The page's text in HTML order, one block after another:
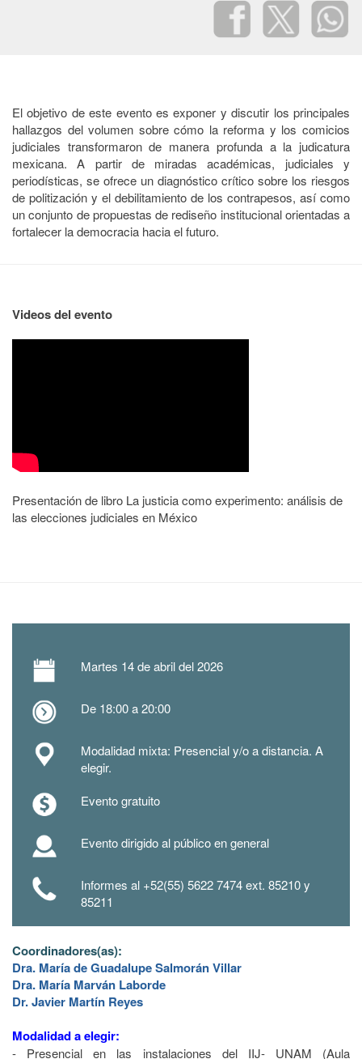
El objetivo de este evento es exponer y discutir los principales
hallazgos del volumen sobre cómo la reforma y los comicios
judiciales transformaron de manera profunda a la judicatura
mexicana. A partir de miradas académicas, judiciales y
periodísticas, se ofrece un diagnóstico crítico sobre los riesgos
de politización y el debilitamiento de los contrapesos, así como
un conjunto de propuestas de rediseño institucional orientadas a
fortalecer la democracia hacia el futuro.
Videos del evento
Presentación de libro La justicia como experimento: análisis de
las elecciones judiciales en México
Martes 14 de abril del 2026
De 18:00 a 20:00
Modalidad mixta: Presencial y/o a distancia. A
elegir.
Evento gratuito
Evento dirigido al público en general
Informes al +52(55) 5622 7474 ext. 85210 y
85211
Coordinadores(as):
Dra. María de Guadalupe Salmorán Villar
Dra. María Marván Laborde
Dr. Javier Martín Reyes
Modalidad a elegir:
- Presencial en las instalaciones del IIJ- UNAM (Aula